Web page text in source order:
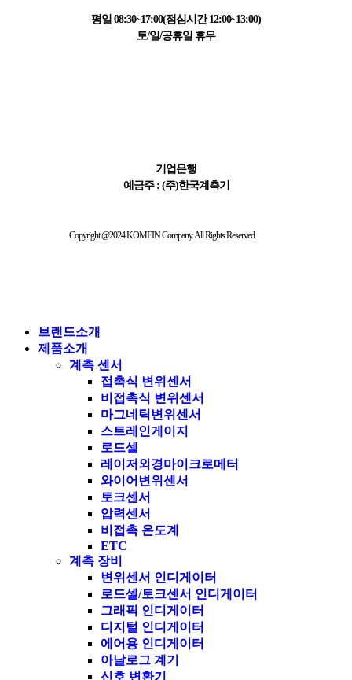
평일 08:30~17:00(점심시간 12:00~13:00)
토/일/공휴일 휴무
기업은행
예금주 : (주)한국계측기
Copyright @2024 KOMEIN Company. All Rights Reserved.
브랜드소개
제품소개
계측 센서
접촉식 변위센서
비접촉식 변위센서
마그네틱변위센서
스트레인게이지
로드셀
레이저외경마이크로메터
와이어변위센서
토크센서
압력센서
비접촉 온도계
ETC
계측 장비
변위센서 인디게이터
로드셀/토크센서 인디게이터
그래픽 인디게이터
디지털 인디게이터
에어용 인디게이터
아날로그 계기
신호 변환기